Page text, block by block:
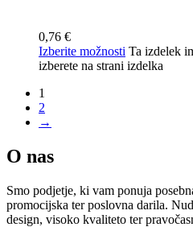
0,76 €
Izberite možnosti Ta izdelek
izberete na strani izdelka
1
2
→
O nas
Smo podjetje, ki vam ponuja
promocijska ter poslovna darila.
design, visoko kvaliteto ter